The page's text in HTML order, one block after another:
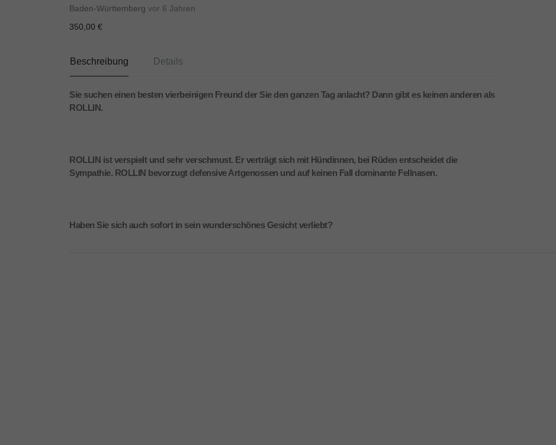
Baden-Württemberg vor 6 Jahren
350,00 €
Beschreibung Details
Sie suchen einen besten vierbeinigen Freund der Sie den ganzen Tag anlacht? Dann gibt es keinen anderen als
ROLLIN.
ROLLIN ist verspielt und sehr verschmust. Er verträgt sich mit Hündinnen, bei Rüden entscheidet die
Sympathie. ROLLIN bevorzugt defensive Artgenossen und auf keinen Fall dominante Fellnasen.
Haben Sie sich auch sofort in sein wunderschönes Gesicht verliebt?